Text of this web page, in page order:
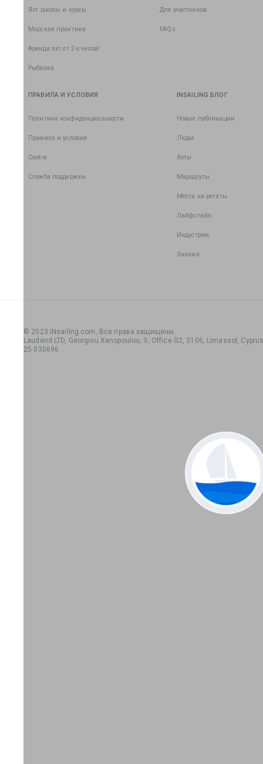
Яхт школы и курсы
Морская практика
Аренда яхт от 2-х часов!
Рыбалка
Для участников
FAQs
ПРАВИЛА И УСЛОВИЯ
Политика конфиденциальности
Правила и условия
Cookie
Служба поддержки
INSAILING БЛОГ
Новые публикации
Люди
Яхты
Маршруты
Места на регаты
Лайфстайл
Индустрия
Знания
© 2023 iNsailing.com, Все права защищены.
Laudend LTD, Georgiou Xenopoulou, 3, Office G2, 3106, Limassol,
25 030696